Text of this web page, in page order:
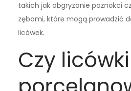
takich jak obgryzanie paznokci
zębami, które mogą prowadzić
licówek.
Czy licówki